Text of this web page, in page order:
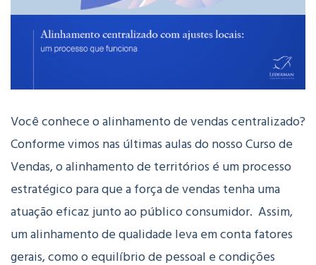
Você conhece o alinhamento de vendas centralizado?
Conforme vimos nas últimas aulas do nosso Curso de
Vendas, o alinhamento de territórios é um processo
estratégico para que a força de vendas tenha uma
atuação eficaz junto ao público consumidor. Assim,
um alinhamento de qualidade leva em conta fatores
gerais, como o equilíbrio de pessoal e condições